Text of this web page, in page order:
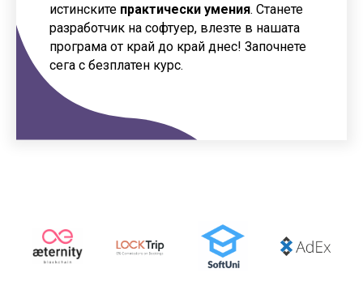
истинските практически умения. Станете
разработчик на софтуер, влезте в нашата
програма от край до край днес! Започнете
сега с безплатен курс.